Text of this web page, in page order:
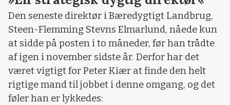
Den seneste direktør i Bæredygtigt Landbrug,
Steen-Flemming Stevns Elmarlund, nåede kun
at sidde på posten i to måneder, før han trådte
af igen i november sidste år. Derfor har det
været vigtigt for Peter Kiær at finde den helt
rigtige mand til jobbet i denne omgang, og det
føler han er lykkedes: